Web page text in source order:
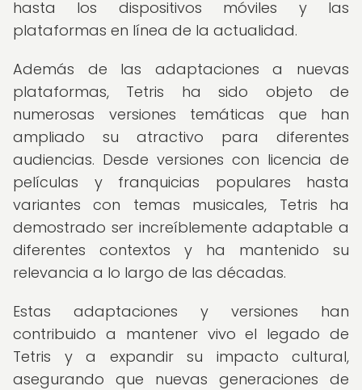
hasta los dispositivos móviles y las
plataformas en línea de la actualidad.
Además de las adaptaciones a nuevas
plataformas, Tetris ha sido objeto de
numerosas versiones temáticas que han
ampliado su atractivo para diferentes
audiencias. Desde versiones con licencia de
películas y franquicias populares hasta
variantes con temas musicales, Tetris ha
demostrado ser increíblemente adaptable a
diferentes contextos y ha mantenido su
relevancia a lo largo de las décadas.
Estas adaptaciones y versiones han
contribuido a mantener vivo el legado de
Tetris y a expandir su impacto cultural,
asegurando que nuevas generaciones de